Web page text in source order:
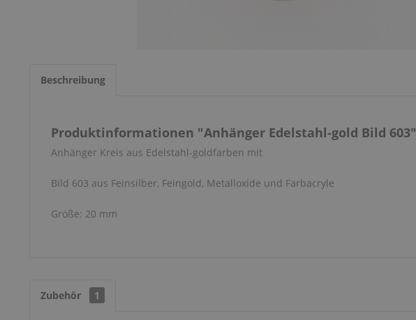
Beschreibung
Produktinformationen "Anhänger Edelstahl-gold Bild 603"
Anhänger Kreis aus Edelstahl-goldfarben mit
Bild 603 aus Feinsilber, Feingold, Metalloxide und Farbacryle
Größe: 20 mm
Zubehör 1